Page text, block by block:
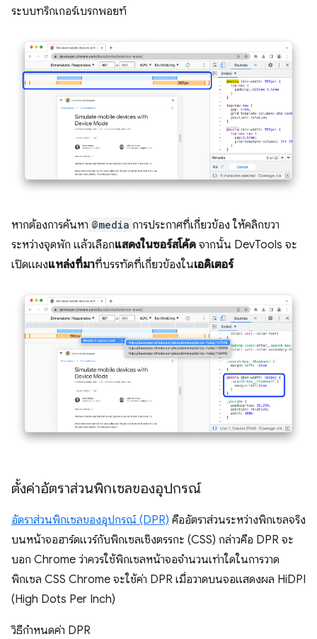
ระบบทริกเกอร์เบรกพอยท์
หากต้องการค้นหา @media การประกาศที่เกี่ยวข้อง ให้คลิกขวา
ระหว่างจุดพัก แล้วเลือกแสดงในซอร์สโค้ด จากนั้น DevTools จะ
เปิดแผงแหล่งที่มาที่บรรทัดที่เกี่ยวข้องในเอดิเตอร์
ตั้งค่าอัตราส่วนพิกเซลของอุปกรณ์
อัตราส่วนพิกเซลของอุปกรณ์ (DPR) คืออัตราส่วนระหว่างพิกเซลจริง
บนหน้าจอฮาร์ดแวร์กับพิกเซลเชิงตรรกะ (CSS) กล่าวคือ DPR จะ
บอก Chrome ว่าควรใช้พิกเซลหน้าจอจำนวนเท่าใดในการวาด
พิกเซล CSS Chrome จะใช้ค่า DPR เมื่อวาดบนจอแสดงผล HiDPI
(High Dots Per Inch)
วิธีกำหนดค่า DPR